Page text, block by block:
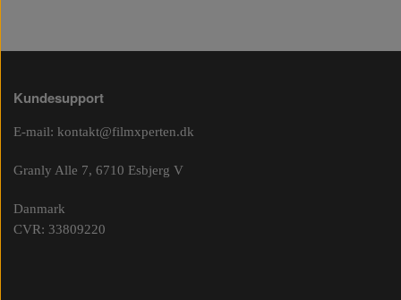
Kundesupport
E-mail: kontakt@filmxperten.dk
Granly Alle 7, 6710 Esbjerg V
Danmark
CVR: 33809220